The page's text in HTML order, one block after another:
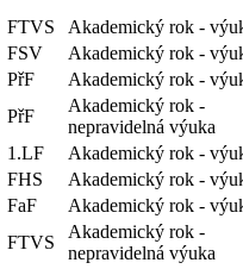
FTVS
Akademický rok -
FSV
Akademický rok -
PřF
Akademický rok -
PřF
Akademický rok -
nepravidelná výuka
1.LF
Akademický rok -
FHS
Akademický rok -
FaF
Akademický rok -
FTVS
Akademický rok -
nepravidelná výuka